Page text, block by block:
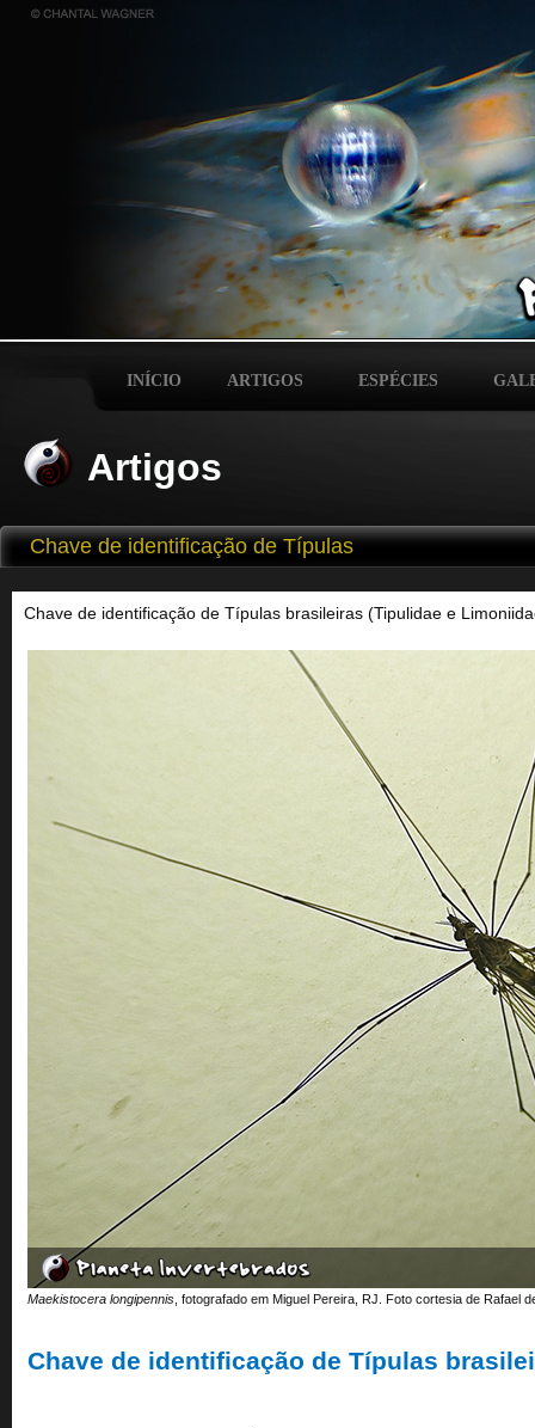
INÍCIO ARTIGOS ESPÉCIES
Artigos
Chave de identificação de Típulas
Chave de identificação de Típulas brasileiras (Tipulidae e
Maekistocera longipennis , fotografado em Miguel Pereira, RJ. Foto cortesia de Rafael
Chave de identificação de Típulas